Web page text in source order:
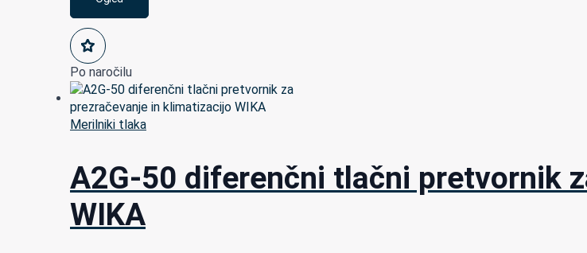
Po naročilu
Merilniki tlaka
A2G-50 diferenčni tlačni pretvornik
WIKA